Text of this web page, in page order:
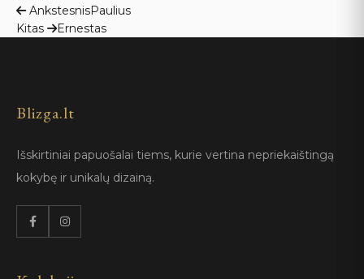
Navigacija
tarp
AnkstesnisPaulius
Kitas
Ernestas
Blizga.lt
Išskirtiniai papuošalai tiems, kurie vertina nepriekaištingą
kokybę ir unikalų dizainą.